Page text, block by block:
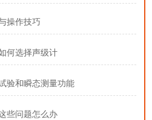
操作技巧
何选择声级计
验和瞬态测量功能
些问题怎么办